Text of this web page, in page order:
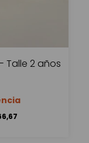
Talle 2 años